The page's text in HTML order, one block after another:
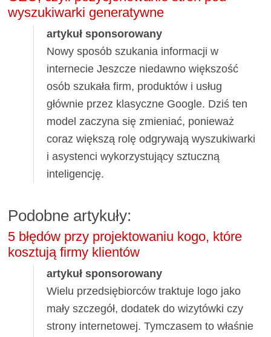
wyszukiwarki generatywne
artykuł sponsorowany
Nowy sposób szukania informacji w
internecie Jeszcze niedawno większość
osób szukała firm, produktów i usług
głównie przez klasyczne Google. Dziś ten
model zaczyna się zmieniać, ponieważ
coraz większą rolę odgrywają wyszukiwarki
i asystenci wykorzystujący sztuczną
inteligencję.
Podobne artykuły:
5 błędów przy projektowaniu kogo, które
kosztują firmy klientów
artykuł sponsorowany
Wielu przedsiębiorców traktuje logo jako
mały szczegół, dodatek do wizytówki czy
strony internetowej. Tymczasem to właśnie